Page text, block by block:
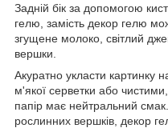
Задній бік за допомогою
гелю, замість декор гелю
згущене молоко, світлий
вершки.
Акуратно укласти картинку
м'якої серветки або
папір має нейтральний
рослинних вершків, декор